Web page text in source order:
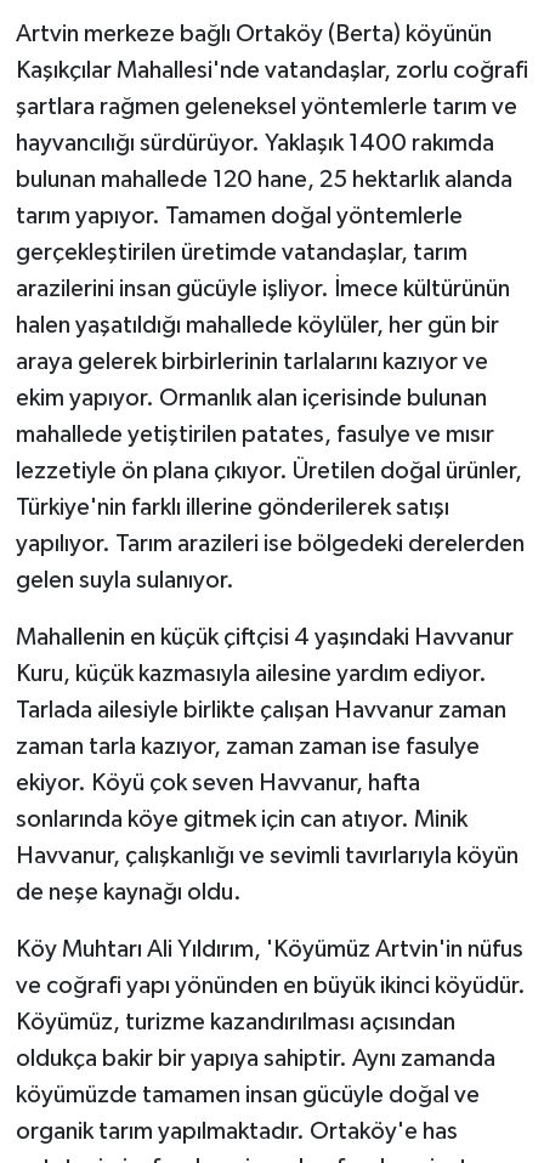
Artvin merkeze bağlı Ortaköy (Berta) köyünün
Kaşıkçılar Mahallesi'nde vatandaşlar, zorlu coğrafi
şartlara rağmen geleneksel yöntemlerle tarım ve
hayvancılığı sürdürüyor. Yaklaşık 1400 rakımda
bulunan mahallede 120 hane, 25 hektarlık alanda
tarım yapıyor. Tamamen doğal yöntemlerle
gerçekleştirilen üretimde vatandaşlar, tarım
arazilerini insan gücüyle işliyor. İmece kültürünün
halen yaşatıldığı mahallede köylüler, her gün bir
araya gelerek birbirlerinin tarlalarını kazıyor ve
ekim yapıyor. Ormanlık alan içerisinde bulunan
mahallede yetiştirilen patates, fasulye ve mısır
lezzetiyle ön plana çıkıyor. Üretilen doğal ürünler,
Türkiye'nin farklı illerine gönderilerek satışı
yapılıyor. Tarım arazileri ise bölgedeki derelerden
gelen suyla sulanıyor.
Mahallenin en küçük çiftçisi 4 yaşındaki Havvanur
Kuru, küçük kazmasıyla ailesine yardım ediyor.
Tarlada ailesiyle birlikte çalışan Havvanur zaman
zaman tarla kazıyor, zaman zaman ise fasulye
ekiyor. Köyü çok seven Havvanur, hafta
sonlarında köye gitmek için can atıyor. Minik
Havvanur, çalışkanlığı ve sevimli tavırlarıyla köyün
de neşe kaynağı oldu.
Köy Muhtarı Ali Yıldırım, 'Köyümüz Artvin'in nüfus
ve coğrafi yapı yönünden en büyük ikinci köyüdür.
Köyümüz, turizme kazandırılması açısından
oldukça bakir bir yapıya sahiptir. Aynı zamanda
köyümüzde tamamen insan gücüyle doğal ve
organik tarım yapılmaktadır. Ortaköy'e has